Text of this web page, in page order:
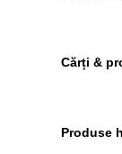
Cărți &
Produse